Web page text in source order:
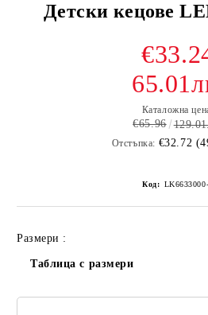
Детски кецове
Каталожна
€65.96
Отстъпка: €32.72
Код:
Размери :
Таблица с размери